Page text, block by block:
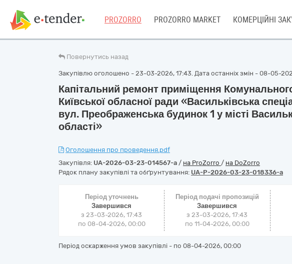
PROZORRO PROZORRO MARKET КОМЕРЦІЙНІ
Повернутись назад
Закупівлю оголошено - 23-03-2026, 17:43. Дата останніх змін - 08-05-
Капітальний ремонт приміщення
Київської обласної ради «Васильківська
вул. Преображенська будинок 1 у місті
області»
Оголошення про проведення.pdf
Закупівля: UA-2026-03-23-014567-a / на ProZorro / на DoZorro
Рядок плану закупівлі та обґрунтування: UA-P-2026-03-23-018336-a
Період уточнень
Завершився
з 23-03-2026, 17:43
по 08-04-2026, 00:00
Період подачі пропозицій
Завершився
з 23-03-2026, 17:43
по 11-04-2026, 00:00
Період оскарження умов закупівлі - по 08-04-2026, 00:00